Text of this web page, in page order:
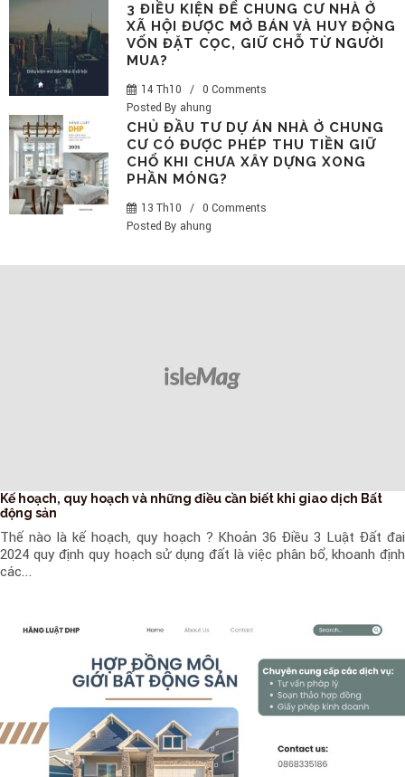
3 ĐIỀU KIỆN ĐỂ CHUNG CƯ NHÀ Ở
XÃ HỘI ĐƯỢC MỞ BÁN VÀ HUY ĐỘNG
VỐN ĐẶT CỌC, GIỮ CHỖ TỪ NGƯỜI
MUA?
14 Th10 /
0 Comments
Posted By ahung
CHỦ ĐẦU TƯ DỰ ÁN NHÀ Ở CHUNG
CƯ CÓ ĐƯỢC PHÉP THU TIỀN GIỮ
CHỔ KHI CHƯA XÂY DỰNG XONG
PHẦN MÓNG?
13 Th10 /
0 Comments
Posted By ahung
Kế hoạch, quy hoạch và những điều cần biết khi giao dịch Bất
động sản
Thế nào là kế hoạch, quy hoạch ? Khoản 36 Điều 3 Luật Đất đai
2024 quy định quy hoạch sử dụng đất là việc phân bổ, khoanh định
các...